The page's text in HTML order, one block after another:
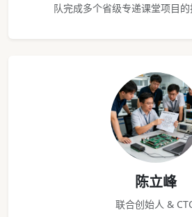
队完成多个省级专递课堂项目的
陈立峰
联合创始人 &